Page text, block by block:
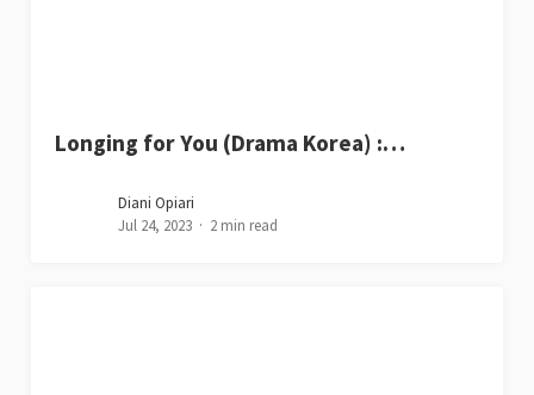
Longing for You (Drama Korea) :…
Diani Opiari
Jul 24, 2023
2 min read